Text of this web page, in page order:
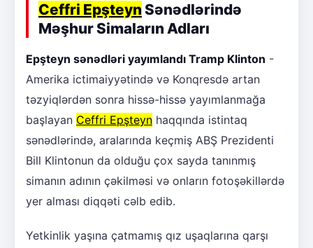
Ceffri Epşteyn Sənədlərində
Məşhur Simaların Adları
Epşteyn sənədləri yayımlandı Tramp Klinton -
Amerika ictimaiyyətində və Konqresdə artan
təzyiqlərdən sonra hissə-hissə yayımlanmağa
başlayan Ceffri Epşteyn haqqında istintaq
sənədlərində, aralarında keçmiş ABŞ Prezidenti
Bill Klintonun da olduğu çox sayda tanınmış
simanın adının çəkilməsi və onların fotoşəkillərdə
yer alması diqqəti cəlb edib.
Yetkinlik yaşına çatmamış qız uşaqlarına qarşı